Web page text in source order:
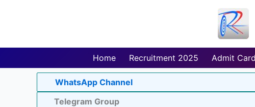
Home Recruitment 2025 Admit Card
WhatsApp Channel
Telegram Group